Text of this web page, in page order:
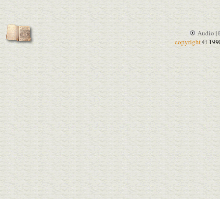
Audio |
copyright©